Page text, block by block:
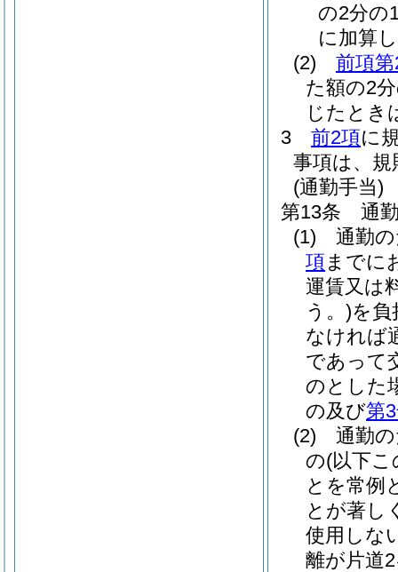
の2分の
に加算
(2)
前項
た額の2
じたとき
3
前2項に
事項は、
(通勤手当)
第13条
通
(1)
通勤
項 までに
運賃又は
う。)を
なければ
であって
のとした
の及び第
(2)
通勤
の(以下
とを常例
とが著し
使用しな
離が片道